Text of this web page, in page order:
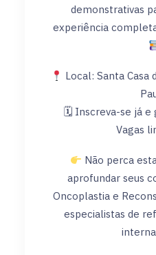
demonstrativas
experiência
Local: Santa Casa
🗓 Inscreva-se já e
Vagas
Não perca
aprofundar seus
Oncoplastia e
especialistas de